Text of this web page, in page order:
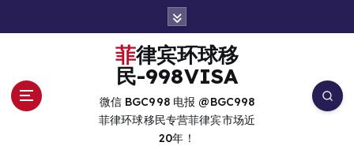
菲律宾环球移
民-998VISA
微信 BGC998 电报 @BGC998
菲律环球移民专营菲律宾市场近
20年！